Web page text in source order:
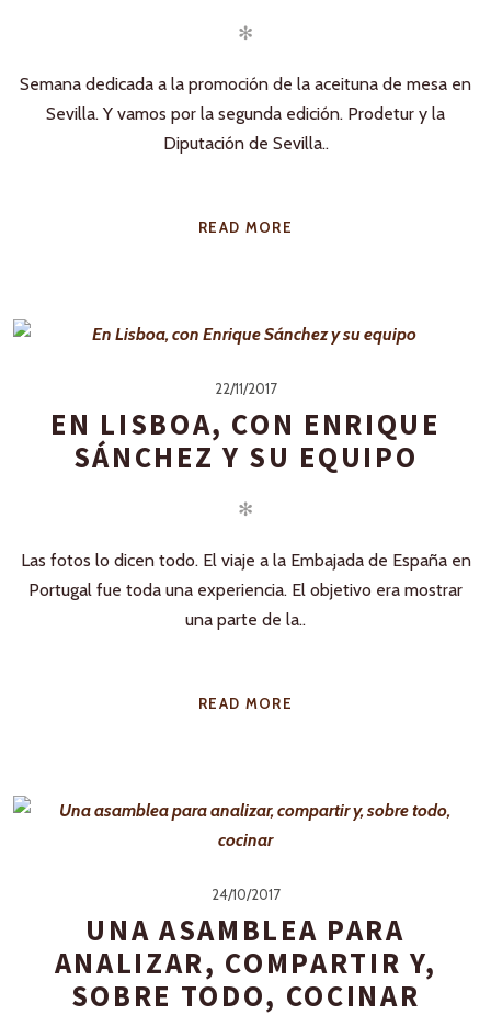
✻
Semana dedicada a la promoción de la aceituna de mesa en
Sevilla. Y vamos por la segunda edición. Prodetur y la
Diputación de Sevilla..
READ MORE
22/11/2017
EN LISBOA, CON ENRIQUE
SÁNCHEZ Y SU EQUIPO
✻
Las fotos lo dicen todo. El viaje a la Embajada de España en
Portugal fue toda una experiencia. El objetivo era mostrar
una parte de la..
READ MORE
24/10/2017
UNA ASAMBLEA PARA
ANALIZAR, COMPARTIR Y,
SOBRE TODO, COCINAR